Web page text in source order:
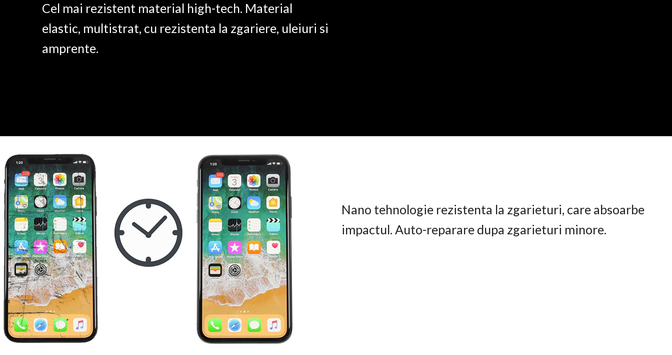
Cel mai rezistent material high-tech. Material
elastic, multistrat, cu rezistenta la zgariere, uleiuri si
amprente.
Nano tehnologie rezistenta la zgarieturi, care absoarbe
impactul. Auto-reparare dupa zgarieturi minore.